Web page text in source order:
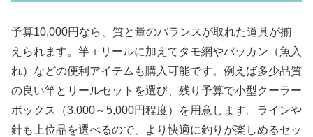
予算10,000円なら、質と量のバランスが取れた道具が揃
えられます。竿＋リールに加えてタモ網やバッカン（魚入
れ）などの便利アイテムも購入可能です。例えば多少品質
の良い竿とリールセットを選び、残り予算で小型クーラー
ボックス（3,000～5,000円程度）を用意します。ラインや
針も上位品を選べるので、より快適に釣りが楽しめるセッ